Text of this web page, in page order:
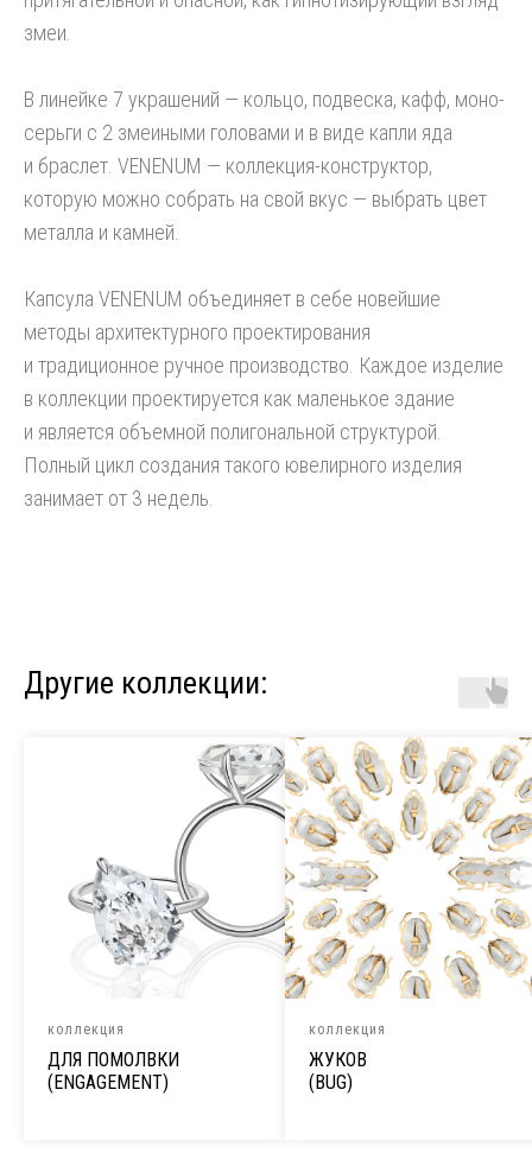
змеи.
В линейке 7 украшений — кольцо, подвеска, кафф, моно-
серьги с 2 змеиными головами и в виде капли яда
и браслет. VENENUM — коллекция-конструктор,
которую можно собрать на свой вкус — выбрать цвет
металла и камней.
Капсула VENENUM объединяет в себе новейшие
методы архитектурного проектирования
и традиционное ручное производство. Каждое изделие
в коллекции проектируется как маленькое здание
и является объемной полигональной структурой.
Полный цикл создания такого ювелирного изделия
занимает от 3 недель.
Другие коллекции:
коллекция
ДЛЯ ПОМОЛВКИ
(ENGAGEMENT)
коллекция
ЖУКОВ
(BUG)